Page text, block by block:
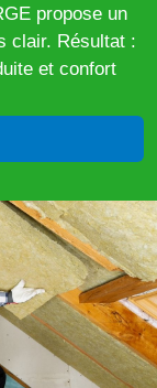
propose un
clair. Résultat :
et confort